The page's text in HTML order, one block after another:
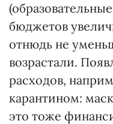
бюджетов
отнюдь не
возрастали.
расходов,
карантином:
это тоже